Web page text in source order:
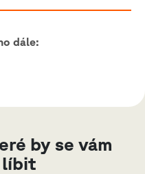
dále:
by se vám
líbit